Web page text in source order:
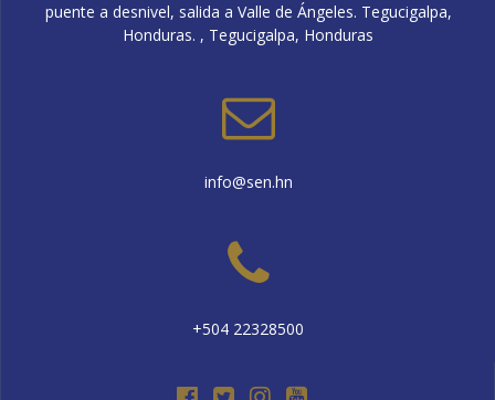
puente a desnivel, salida a Valle de Ángeles. Tegucigalpa,
Honduras. , Tegucigalpa, Honduras
info@sen.hn
+504 22328500